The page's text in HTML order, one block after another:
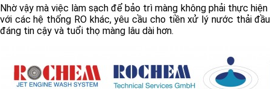
Nhờ vậy mà việc làm sạch để bảo trì màng không phải thực
với các hệ thống RO khác, yêu cầu cho tiền xử lý nước thải
đáng tin cậy và tuổi thọ màng lâu dài hơn.